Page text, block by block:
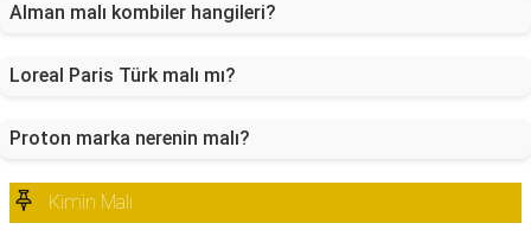
Alman malı kombiler hangileri?
Loreal Paris Türk malı mı?
Proton marka nerenin malı?
Kimin Malı